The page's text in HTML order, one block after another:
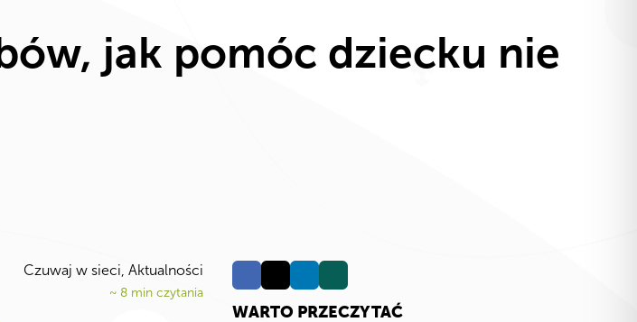
jak pomóc dziecku nie
Czuwaj w sieci Aktualności
~ 8 min czytania
WARTO PRZECZYTAĆ